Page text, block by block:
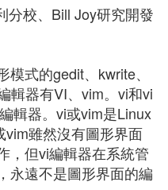
分校、Bill Joy研究開發
式的gedit、kwrite、
輯器有VI、vim。vi和vi
輯器。vi或vim是Linux
雖然沒有圖形界面
，但vi編輯器在系統管
永遠不是圖形界面的編